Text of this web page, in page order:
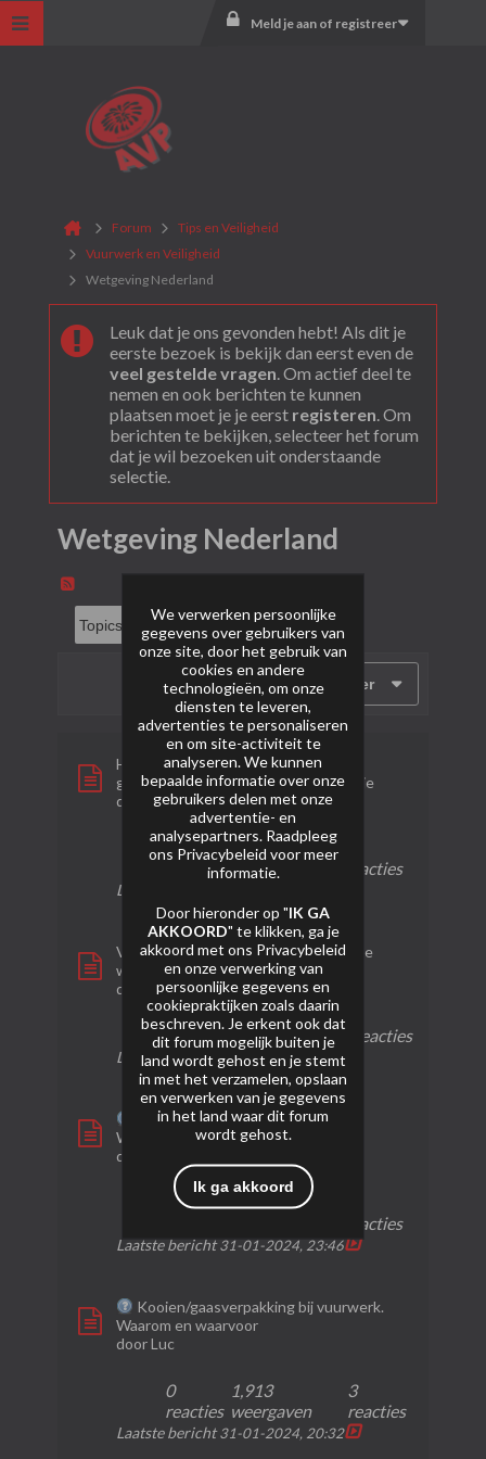
Meld je aan of registreer
Forum
Tips en Veiligheid
Vuurwerk en Veiligheid
Wetgeving Nederland
Leuk dat je ons gevonden hebt! Als dit je
eerste bezoek is bekijk dan eerst even de
veel gestelde vragen. Om actief deel te
nemen en ook berichten te kunnen
plaatsen moet je je eerst registeren. Om
berichten te bekijken, selecteer het forum
dat je wil bezoeken uit onderstaande
selectie.
Wetgeving Nederland
Filter
Hoe wordt een vuurwerkshow
georganiseerd? - Stappen op een rijtje
door
Luc
2
reacties
315
weergaven
reacties
Laatste bericht
Vuurwerk transport van China naar de
winkel - Welke weg legt het af
door
Luc
0 reacties68 weergaven2 reacties
Laatste bericht 01-02-2024, 20:59
Vuurwerkbunkers en verkoop -
Wetgeving en constructie
door
588
reacties
Laatste bericht 31-01-2024, 23:46
Kooien/gaasverpakking bij vuurwerk.
Waarom en waarvoor
doorLuc
0
reacties
1,913
weergaven
3
reacties
Laatste bericht 31-01-2024, 20:32
We verwerken persoonlijke
gegevens over gebruikers van
onze site, door het gebruik van
cookies en andere
technologieën, om onze
diensten te leveren,
advertenties te personaliseren
en om site-activiteit te
analyseren. We kunnen
bepaalde informatie over onze
gebruikers delen met onze
advertentie- en
analysepartners. Raadpleeg
ons Privacybeleid voor meer
informatie.
Door hieronder op "IK GA
AKKOORD" te klikken, ga je
akkoord met ons Privacybeleid
en onze verwerking van
persoonlijke gegevens en
cookiepraktijken zoals daarin
beschreven. Je erkent ook dat
dit forum mogelijk buiten je
land wordt gehost en je stemt
in met het verzamelen, opslaan
en verwerken van je gegevens
in het land waar dit forum
wordt gehost.
Ik ga akkoord